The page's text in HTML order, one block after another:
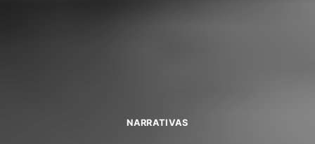
NARRATIVAS